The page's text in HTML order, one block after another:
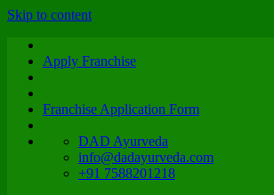
Skip to content
Apply Franchise
Franchise Application Form
DAD Ayurveda
info@dadayurveda.com
+91 7588201218